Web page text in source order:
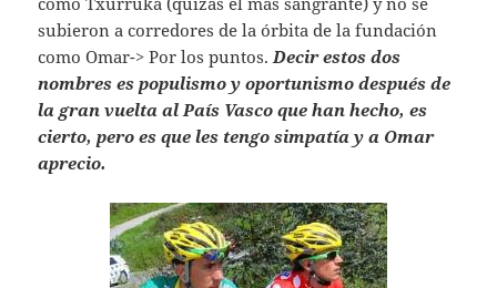
subieron a corredores de la órbita de la fundación
como Omar-> Por los puntos.Decir estos dos
nombres es populismo y oportunismo después de
la gran vuelta al País Vasco que han hecho, es
cierto, pero es que les tengo simpatía y a Omar
aprecio.